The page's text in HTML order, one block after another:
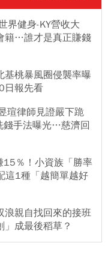
界健身-KY營收大
籍…誰才是真正賺錢
基桃暴風圈侵襲率曝
日報先看
瑄律師見證嚴下跪
錢手法曝光…慈濟回
％！小資族「勝率
這1種「越簡單越好
浪親自找回來的接班
」成最後稻草？